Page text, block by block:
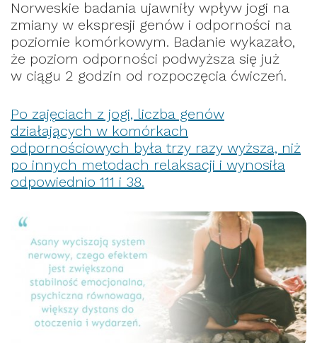
Norweskie badania ujawniły wpływ jogi na
zmiany w ekspresji genów i odporności na
poziomie komórkowym. Badanie wykazało,
że poziom odporności podwyższa się już
w ciągu 2 godzin od rozpoczęcia ćwiczeń.
Po zajęciach z jogi, liczba genów
działających w komórkach
odpornościowych była trzy razy wyższa, niż
po innych metodach relaksacji i wynosiła
odpowiednio 111 i 38.